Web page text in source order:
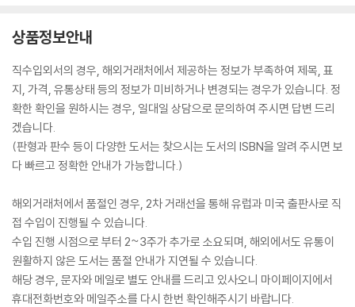
상품정보안내
직수입외서의 경우, 해외거래처에서 제공하는 정보가 부족하여 제목, 표
지, 가격, 유통상태 등의 정보가 미비하거나 변경되는 경우가 있습니다. 정
확한 확인을 원하시는 경우, 일대일 상담으로 문의하여 주시면 답변 드리
겠습니다.
(판형과 판수 등이 다양한 도서는 찾으시는 도서의 ISBN을 알려 주시면 보
다 빠르고 정확한 안내가 가능합니다.)
해외거래처에서 품절인 경우, 2차 거래선을 통해 유럽과 미국 출판사로 직
접 수입이 진행될 수 있습니다.
수입 진행 시점으로 부터 2~3주가 추가로 소요되며, 해외에서도 유통이
원활하지 않은 도서는 품절 안내가 지연될 수 있습니다.
해당 경우, 문자와 메일로 별도 안내를 드리고 있사오니 마이페이지에서
휴대전화번호와 메일주소를 다시 한번 확인해주시기 바랍니다.